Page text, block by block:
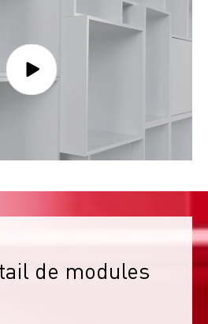
de modules